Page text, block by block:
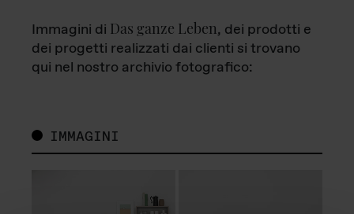
Immagini di Das ganze Leben, dei prodotti e
dei progetti realizzati dai clienti si trovano
qui nel nostro archivio fotografico:
IMMAGINI